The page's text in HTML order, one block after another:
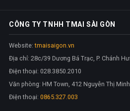
CÔNG TY TNHH TMAI SÀI GÒN
Website:tmaisaigon.vn
Địa chỉ: 28c/39 Dương Bá Trạc, P. Chánh
Điện thoại: 028.3850.2010
Văn phòng: HM Town, 412 Nguyễn Thị Minh
Điện thoại: 0865.327.003